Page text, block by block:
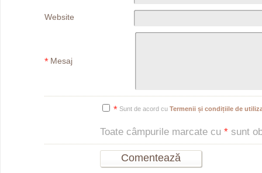
Website
* Mesaj
* Sunt de acord cu Termenii și condițiile de
Toate câmpurile marcate cu * sunt